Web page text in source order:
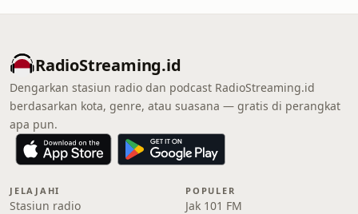
RadioStreaming.id
Dengarkan stasiun radio dan podcast RadioStreaming.id
berdasarkan kota, genre, atau suasana — gratis di perangkat
apa pun.
JELAJAHI
Stasiun radio
POPULER
Jak 101 FM